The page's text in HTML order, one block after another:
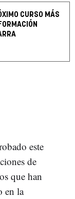
CURSO MÁS
este
de
que han
en la